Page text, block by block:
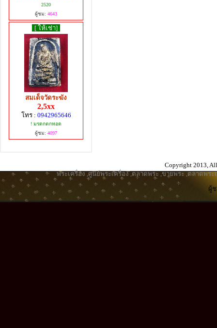
2520
ผู้ชม: 4643
[ ให้เช่า]
สมเด็จวัดระฆัง
2,5xx
โทร : 0942965646
! มรดกตกทอด
ผู้ชม: 4097
Copyright 2013,
พระเครื่อง ,ศูนย์พระเครื่อง,ตลาดพระ ,ขายพระ ,ตลาดพระ
ผู้